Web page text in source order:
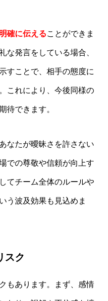
確に伝えることができま
な発言をしている場合、
すことで、相手の態度に
これにより、今後同様の
待できます。
なたが曖昧さを許さない
での尊敬や信頼が向上す
てチーム全体のルールや
う波及効果も見込めま
スク
もあります。まず、感情